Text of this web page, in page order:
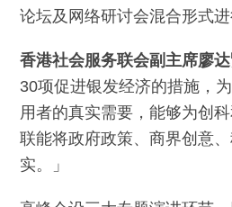
论坛及网络研讨会混合形式
香港社会服务联会副主席廖
30项促进银发经济的措施，
用者的真实需要，能够为创
联能将政府政策、商界创意
实。」